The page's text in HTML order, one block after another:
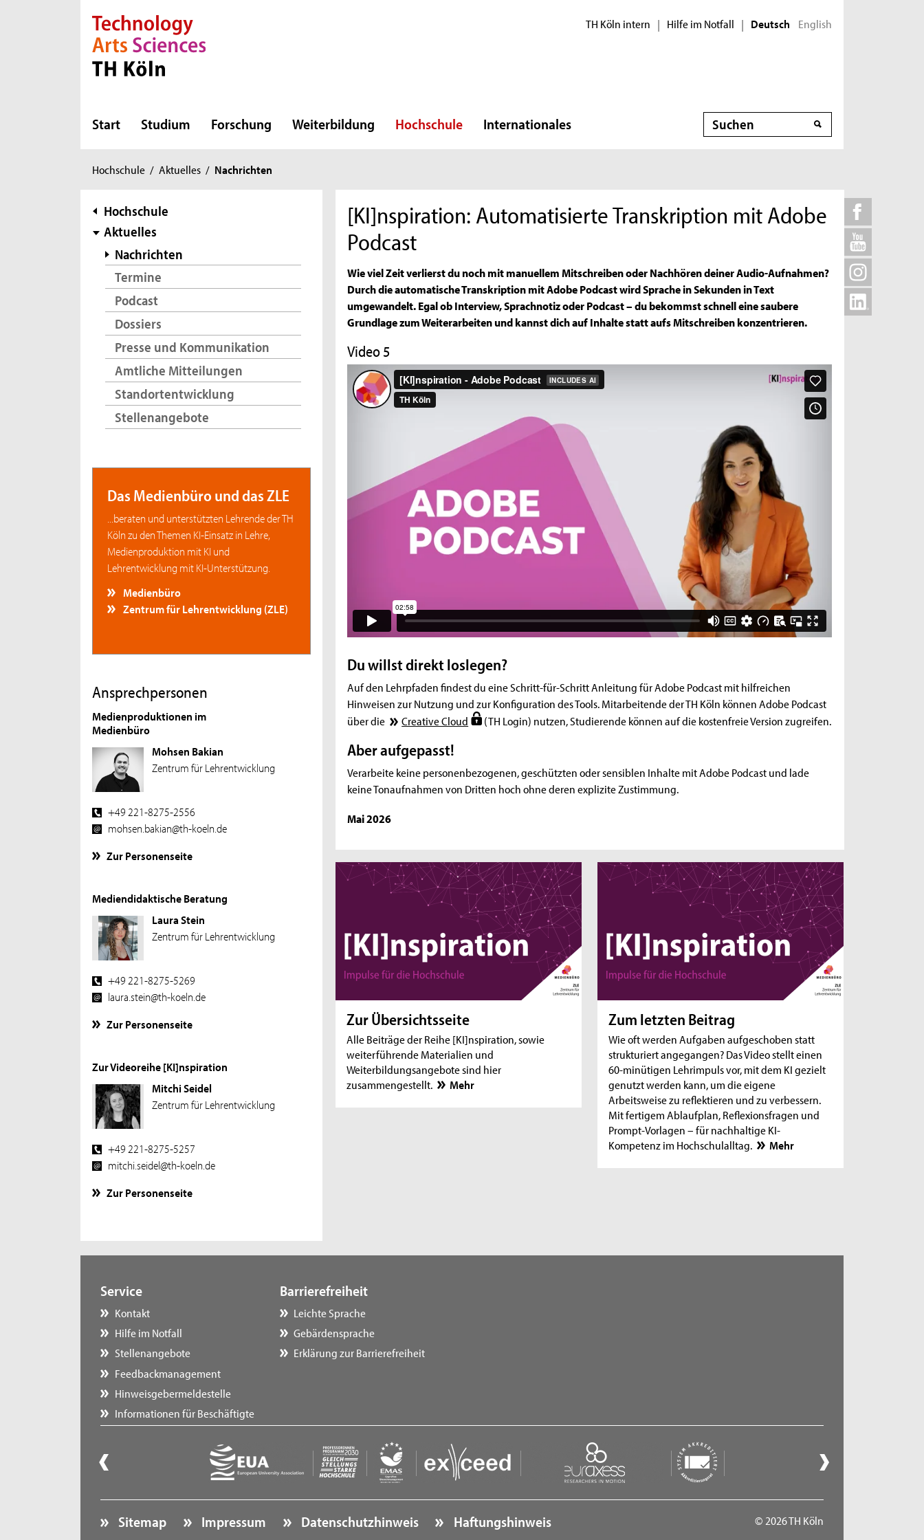
Direkt zur Hauptnavigation
Direkt zur Subnavigation
Direkt zum Inhalt
Direkt zum Fußbereich TH Köln intern | Hilfe im Notfall | Deutsch English
Start Studium Forschung Weiterbildung Hochschule Internationales Suche
Sie
hier:
Hochschule / Aktuelles / Nachrichten
Subnavigation
Hochschule
Aktuelles
Nachrichten
Termine
Podcast
Dossiers
Presse und Kommunikation
Amtliche Mitteilungen
Standortentwicklung
Stellenangebote
Das Medienbüro und das ZLE
...beraten und unterstützten Lehrende der TH
Köln zu den Themen KI-Einsatz in Lehre,
Medienproduktion mit KI und
Lehrentwicklung mit KI-Unterstützung.
Medienbüro
Zentrum für Lehrentwicklung (ZLE)
Ansprechpersonen
Medienproduktionen im
Medienbüro
Mohsen Bakian
Zentrum für Lehrentwicklung
+49 221-8275-2556
mohsen.bakian@th-koeln.de
Zur Personenseite
Mediendidaktische Beratung
Laura Stein
Zentrum für Lehrentwicklung
+49 221-8275-5269
laura.stein@th-koeln.de
Zur Personenseite
Zur Videoreihe [KI]nspiration
Mitchi Seidel
Zentrum für Lehrentwicklung
+49 221-8275-5257
mitchi.seidel@th-koeln.de
Zur Personenseite
[KI]nspiration: Automatisierte Transkription mit Adobe
Podcast
Wie viel Zeit verlierst du noch mit manuellem Mitschreiben oder Nachhören deiner Audio-Aufnahmen?
Durch die automatische Transkription mit Adobe Podcast wird Sprache in Sekunden in Text
umgewandelt. Egal ob Interview, Sprachnotiz oder Podcast – du bekommst schnell eine saubere
Grundlage zum Weiterarbeiten und kannst dich auf Inhalte statt aufs Mitschreiben konzentrieren.
Video 5
Du willst direkt loslegen?
Auf den Lehrpfaden findest du eine Schritt-für-Schritt Anleitung für Adobe Podcast mit hilfreichen
Hinweisen zur Nutzung und zur Konfiguration des Tools. Mitarbeitende der TH Köln können Adobe Podcast
über die
Creative Cloud (TH Login) nutzen, Studierende können auf die kostenfreie Version zugreifen.
Aber aufgepasst!
Verarbeite keine personenbezogenen, geschützten oder sensiblen Inhalte mit Adobe Podcast und lade
keine Tonaufnahmen von Dritten hoch ohne deren explizite Zustimmung.
Mai 2026
Zur Übersichtsseite
Alle Beiträge der Reihe [KI]nspiration, sowie
weiterführende Materialien und
Weiterbildungsangebote sind hier
zusammengestellt.
Mehr
Zum letzten Beitrag
Wie oft werden Aufgaben aufgeschoben statt
strukturiert angegangen? Das Video stellt einen
60-minütigen Lehrimpuls vor, mit dem KI gezielt
genutzt werden kann, um die eigene
Arbeitsweise zu reflektieren und zu verbessern.
Mit fertigem Ablaufplan, Reflexionsfragen und
Prompt-Vorlagen – für nachhaltige KI-
Kompetenz im Hochschulalltag.
Mehr
Service
Kontakt
Hilfe im Notfall
Stellenangebote
Feedbackmanagement
Hinweisgebermeldestelle
Informationen für Beschäftigte
Barrierefreiheit
Leichte Sprache
Gebärdensprache
Erklärung zur Barrierefreiheit
Sitemap Impressum Datenschutzhinweis Haftungshinweis © 2026 TH Köln